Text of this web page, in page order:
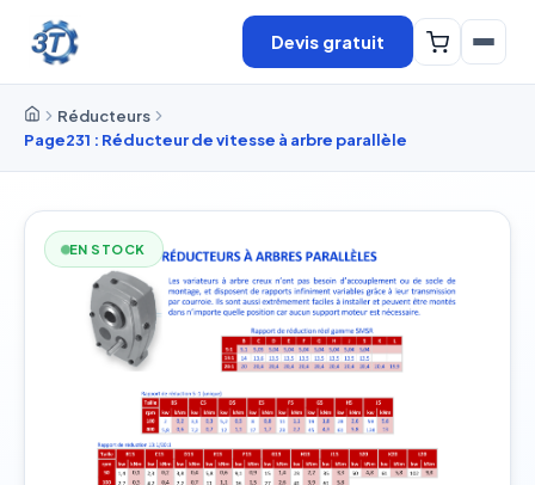
Devis gratuit
Réducteurs
Page231 : Réducteur de vitesse à arbre parallèle
EN STOCK